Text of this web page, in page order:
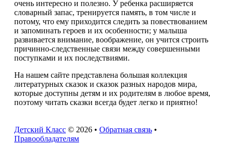
очень интересно и полезно. У ребенка расширяется
словарный запас, тренируется память, в том числе и
потому, что ему приходится следить за повествованием
и запоминать героев и их особенности; у малыша
развивается внимание, воображение, он учится строить
причинно-следственные связи между совершенными
поступками и их последствиями.
На нашем сайте представлена большая коллекция
литературных сказок и сказок разных народов мира,
которые доступны детям и их родителям в любое время,
поэтому читать сказки всегда будет легко и приятно!
Детский Класс © 2026 • Обратная связь •
Правообладателям